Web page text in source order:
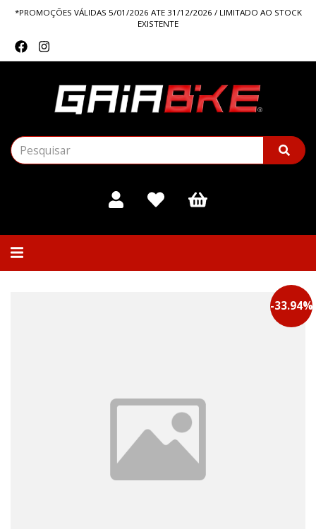
*PROMOÇÕES VÁLIDAS 5/01/2026 ATE 31/12/2026 / LIMITADO AO STOCK
EXISTENTE
Alternar
-33.94%